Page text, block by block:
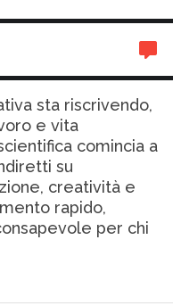
sta riscrivendo,
e vita
comincia a
su
creatività e
rapido,
per chi